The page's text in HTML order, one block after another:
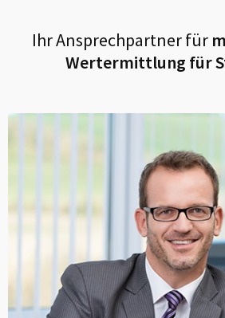
Ihr Ansprechpartner für
Wertermittlung für